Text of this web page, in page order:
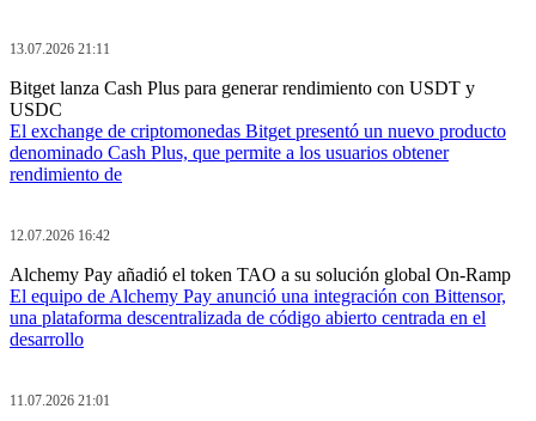
13.07.2026 21:11
Bitget lanza Cash Plus para generar rendimiento con USDT y
USDC
El exchange de criptomonedas Bitget presentó un nuevo producto
denominado Cash Plus, que permite a los usuarios obtener
rendimiento de
12.07.2026 16:42
Alchemy Pay añadió el token TAO a su solución global On-Ramp
El equipo de Alchemy Pay anunció una integración con Bittensor,
una plataforma descentralizada de código abierto centrada en el
desarrollo
11.07.2026 21:01